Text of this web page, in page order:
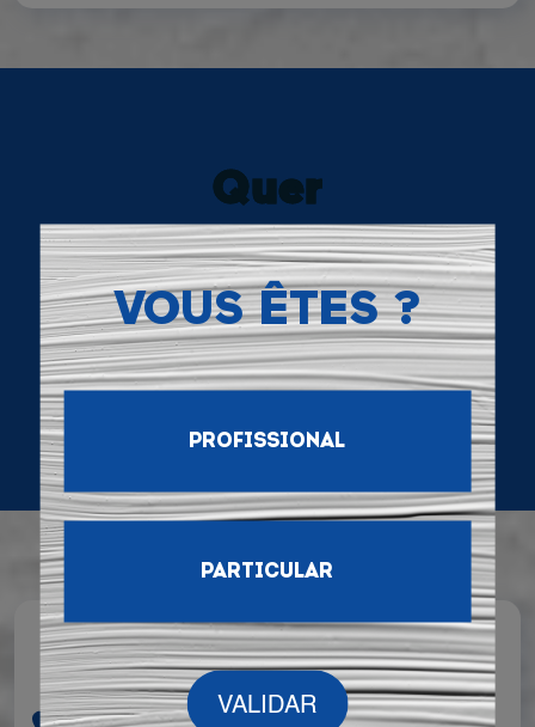
VOUS ÊTES ?
PROFISSIONAL
PARTICULAR
Quer
contactar-nos ?
CONTACTE-NOS
TEM UMA PERGUNTA ?